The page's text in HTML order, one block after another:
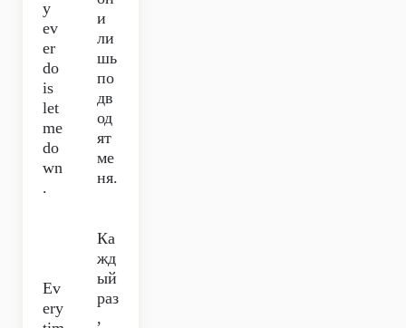
y
ev
er
do
is
let
me
do
wn
.
и
ли
шь
по
дв
од
ят
ме
ня.
Ev
ery
Ка
жд
ый
раз
,